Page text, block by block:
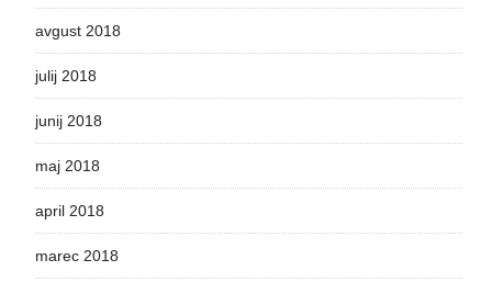
avgust 2018
julij 2018
junij 2018
maj 2018
april 2018
marec 2018